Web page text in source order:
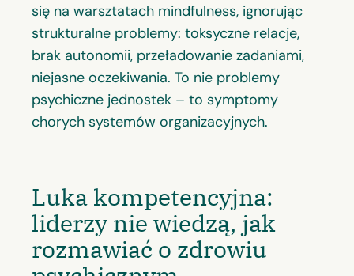
się na warsztatach mindfulness, ignorując
strukturalne problemy: toksyczne relacje,
brak autonomii, przeładowanie zadaniami,
niejasne oczekiwania. To nie problemy
psychiczne jednostek – to symptomy
chorych systemów organizacyjnych.
Luka kompetencyjna:
liderzy nie wiedzą, jak
rozmawiać o zdrowiu